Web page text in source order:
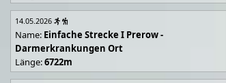
14.05.2026
Name: Einfache Strecke I Prerow -
Darmerkrankungen Ort
Länge:6722m